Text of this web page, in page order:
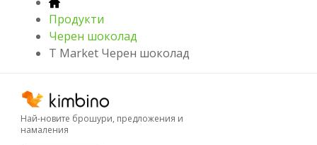
Продукти
Черен шоколад
T Market Черен шоколад
Най-новите брошури, предложения и
намаления